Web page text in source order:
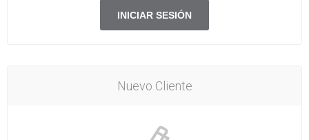
Nuevo Cliente